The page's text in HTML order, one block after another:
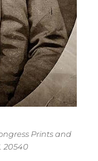
Prints and
20540